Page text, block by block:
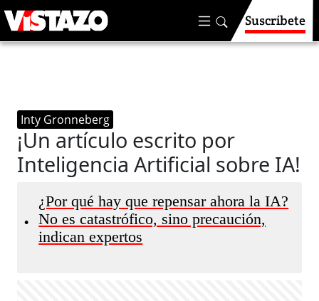
Suscríbete
Inty Gronneberg
¡Un artículo escrito por
Inteligencia Artificial sobre IA!
•
¿Por qué hay que repensar ahora la IA?
No es catastrófico, sino precaución,
indican expertos